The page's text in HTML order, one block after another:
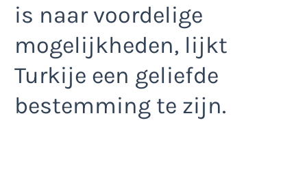
is naar voordelige
mogelijkheden, lijkt
Turkije een geliefde
bestemming te zijn.